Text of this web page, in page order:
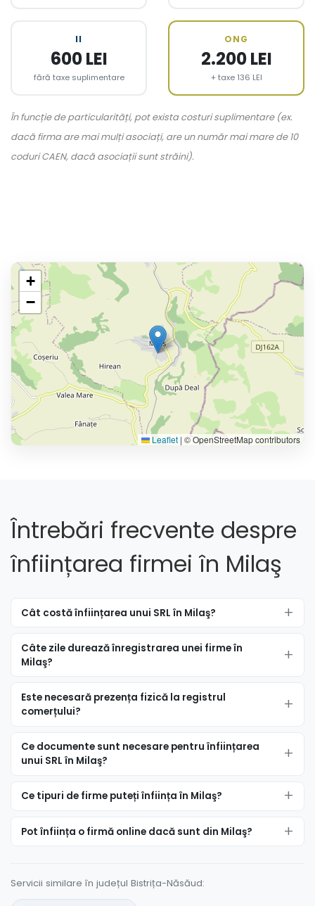
II
600 LEI
fără taxe suplimentare
ONG
2.200 LEI
+ taxe 136 LEI
În funcție de particularități, pot exista costuri suplimentare (ex.
dacă firma are mai mulți asociați, are un număr mai mare de 10
coduri CAEN, dacă asociații sunt străini).
+
−
Leaflet | © OpenStreetMap contributors
Întrebări frecvente despre
înființarea firmei în Milaş
Cât costă înființarea unui SRL în Milaş?
Câte zile durează înregistrarea unei firme în
Milaş?
Este necesară prezența fizică la registrul
comerțului?
Ce documente sunt necesare pentru înființarea
unui SRL în Milaş?
Ce tipuri de firme puteți înființa în Milaş?
Pot înființa o firmă online dacă sunt din Milaş?
Servicii similare în județul Bistrița-Năsăud: